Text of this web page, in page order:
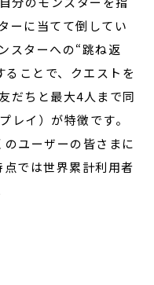
ーに当てて倒してい
スターへの“跳ね返
ることで、クエストを
だちと最大4人まで同
レイ）が特徴です。
ユーザーの皆さまに
では世界累計利用者